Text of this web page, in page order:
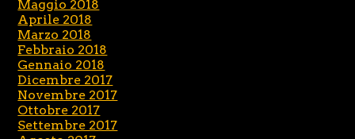
Maggio 2018
Aprile 2018
Marzo 2018
Febbraio 2018
Gennaio 2018
Dicembre 2017
Novembre 2017
Ottobre 2017
Settembre 2017